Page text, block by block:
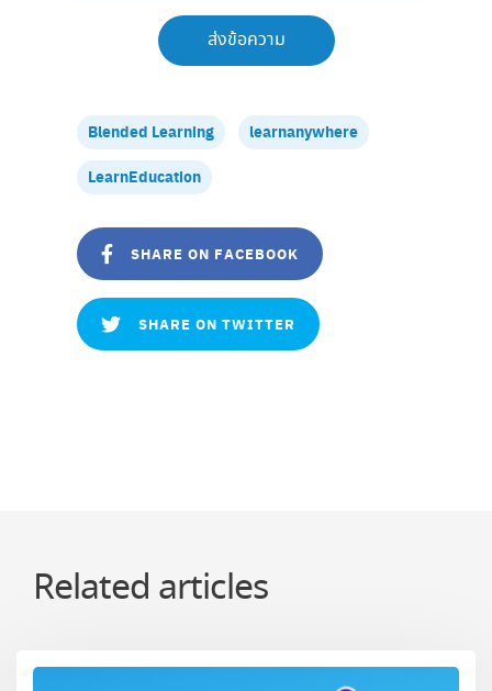
ส่งข้อความ
Blended Learning
learnanywhere
LearnEducation
SHARE ON FACEBOOK
SHARE ON TWITTER
Related articles